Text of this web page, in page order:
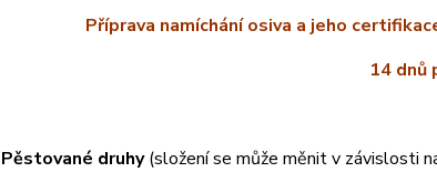
Příprava namíchání osiva a jeho
14 dnů
Pěstované druhy(složení se může měnit v závislosti